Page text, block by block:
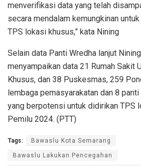
menverifikasi data yang telah
secara mendalam kemungkinan
TPS lokasi khusus,” kata Nining
Selain data Panti Wredha lanjut
menyampaikan data 21 Rumah Sakit
Khusus, dan 38 Puskesmas, 259
lembaga pemasyarakatan dan 8
yang berpotensi untuk didirikan TPS
Pemilu 2024. (PTT)
Tags: Bawaslu Kota Semarang
Bawaslu Lakukan Pencegahan